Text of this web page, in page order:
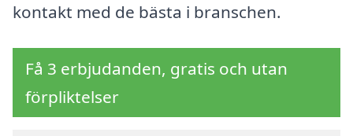
kontakt med de bästa i branschen.
Få 3 erbjudanden, gratis och utan
förpliktelser